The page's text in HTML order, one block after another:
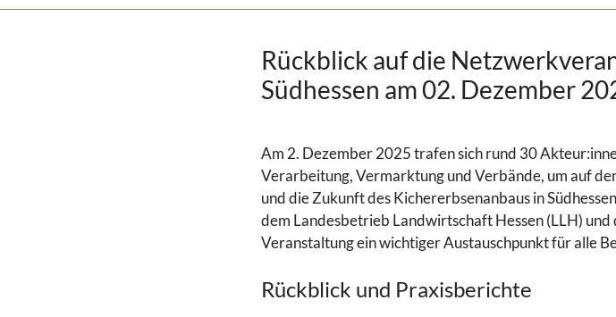
Rückblick auf die
Südhessen am 02. Dezember
Am 2. Dezember 2025 trafen sich rund 30
Verarbeitung, Vermarktung und Verbände, um auf
und die Zukunft des Kichererbsenanbaus in
dem Landesbetrieb Landwirtschaft Hessen (LLH)
Veranstaltung ein wichtiger Austauschpunkt für alle
Rückblick und Praxisberichte